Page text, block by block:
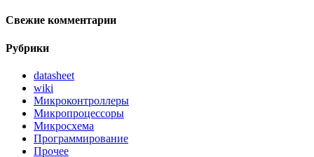
Свежие комментарии
Рубрики
datasheet
wiki
Микроконтроллеры
Микропроцессоры
Микросхема
Программирование
Прочее